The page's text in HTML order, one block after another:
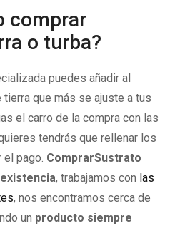
comprar
o turba?
puedes añadir al
que más se ajuste a tus
el carro de la compra con las
tendrás que rellenar los
el pago. ComprarSustrato
, trabajamos con las
, nos encontramos cerca de
un producto siempre